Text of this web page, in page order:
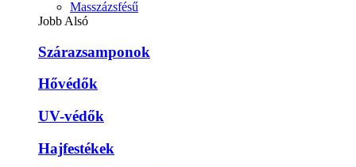
Masszázsfésű
Jobb Alsó
Szárazsamponok
Hővédők
UV-védők
Hajfestékek